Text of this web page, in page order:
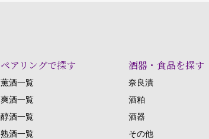
ペアリングで探す
薫酒一覧
爽酒一覧
醇酒一覧
熟酒一覧
酒器・食品を探す
奈良漬
酒粕
酒器
その他